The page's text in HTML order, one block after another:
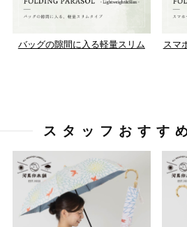
バッグの隙間に入る軽量スリム
スマ
スタッフおすす